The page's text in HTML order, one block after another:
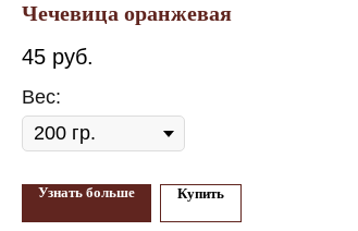
Чечевица оранжевая
45 руб.
Вес:
Узнать больше Купить